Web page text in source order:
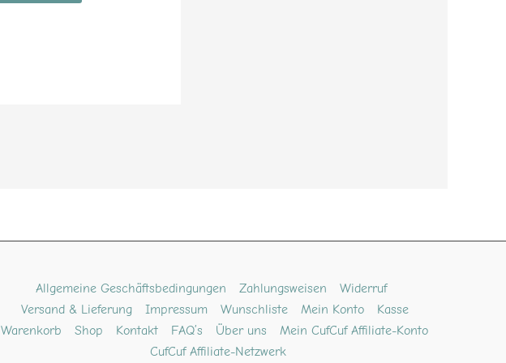
Allgemeine Geschäftsbedingungen Zahlungsweisen
Widerruf
Versand & Lieferung
Impressum Wunschliste Mein Konto
Kasse
Warenkorb
Shop Kontakt FAQ’s Über uns
Mein CufCuf Affiliate-Konto
CufCuf Affiliate-Netzwerk